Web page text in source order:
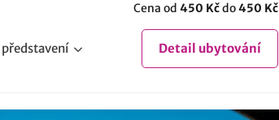
Cena od 450 Kčdo450 Kč
představení Detail ubytování